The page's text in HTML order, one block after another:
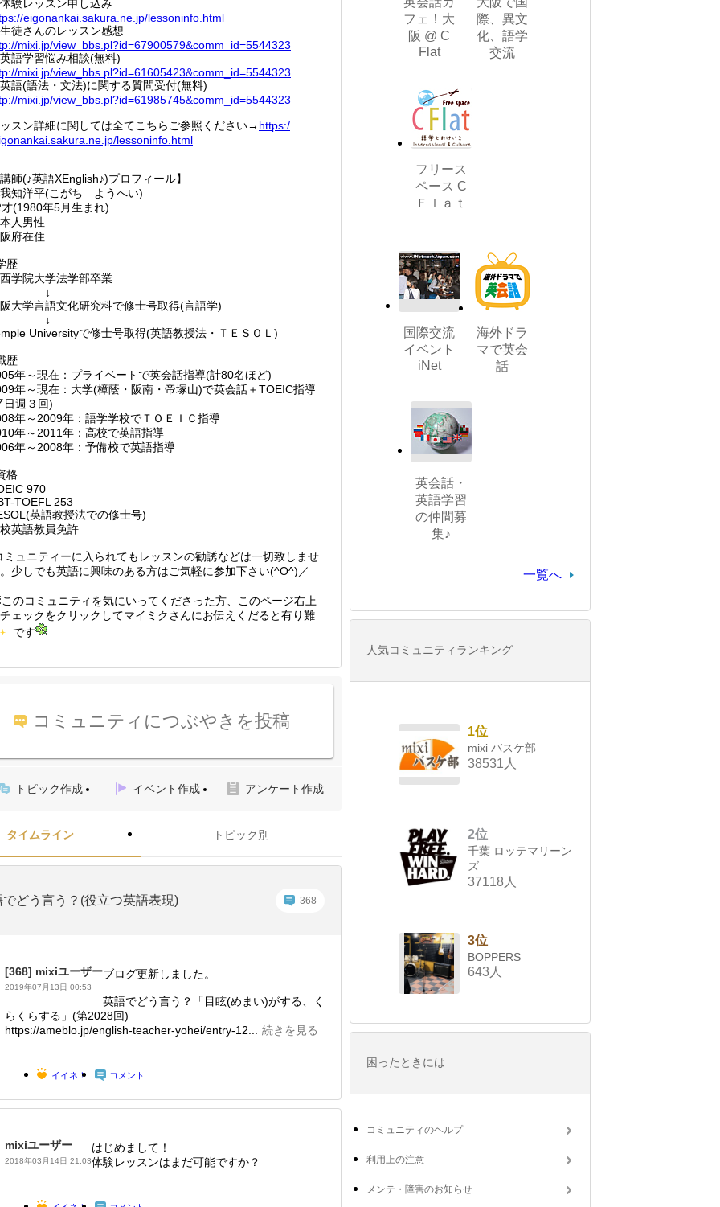
験レッスン申し込み
/eigonankai.sakura.ne .jp/lessoninfo .html
徒さんのレッスン感想
mixi.jp/view_bbs.pl?id=67900579&comm_id=5544323
語学習悩み相談(無料)
mixi.jp/view_bbs.pl?id=61605423&comm_id=5544323
語(語法・文法)に関する質問受付(無料)
mixi.jp/view_bbs.pl?id=61985745&comm_id=5544323
スン詳細に関しては全てこちらご参照ください→ https:/
nkai.sakura.ne .jp/lessoninfo .html
師(♪英語XEnglish♪)プロフィール】
知洋平(こがち ようへい)
(1980年5月生まれ)
人男性
府在住
歴
学院大学法学部卒業
大学言語文化研究科で修士号取得(言語学)
Universityで修士号取得(英語教授法・ＴＥＳＯＬ)
歴
年～現在：プライベートで英会話指導(計80名ほど)
年～現在：大学(樟蔭・阪南・帝塚山)で英会話＋TOEIC指導
日週３回)
年～2009年：語学学校でＴＯＥＩＣ指導
年～2011年：高校で英語指導
年～2008年：予備校で英語指導
格
970
TOEFL 253
英語教授法での修士号)
英語教員免許
ミュニティーに入られてもレッスンの勧誘などは一切致しませ
少しでも英語に興味のある方はご気軽に参加下さい(^O^)／
このコミュニティを気にいってくださった方、このページ右上
ェックをクリックしてマイミクさんにお伝えくだると有り難
です
コミュニティにつぶやきを投稿
トピック作成 イベント作成 アンケート作成
タイムライン トピック別
でどう言う？(役立つ英語表現) 368
[368] mixiユーザー
2019年07月13日 00:53
ブログ更新しました。
英語でどう言う？「目眩(めまい)がする、く
らくらする」(第2028回)
https://ameblo.jp/english-teacher-yohei/entry-12...
続きを見る
イイネ！ コメント
mixiユーザー
2018年03月14日 21:03
はじめまして！
体験レッスンはまだ可能ですか？
フェ！大
阪 @ C
Flat
際、異文
化、語学
交流
フリース
ペース C
Ｆｌａｔ
国際交流
イベント
iNet
海外ドラ
マで英会
話
英会話・
英語学習
の仲間募
集♪
一覧へ
人気コミュニティランキング
1位
mixi バスケ部
38531人
2位
千葉 ロッテマリーン
ズ
37118人
3位
BOPPERS
643人
困ったときには
コミュニティのヘルプ
利用上の注意
メンテ・障害のお知らせ